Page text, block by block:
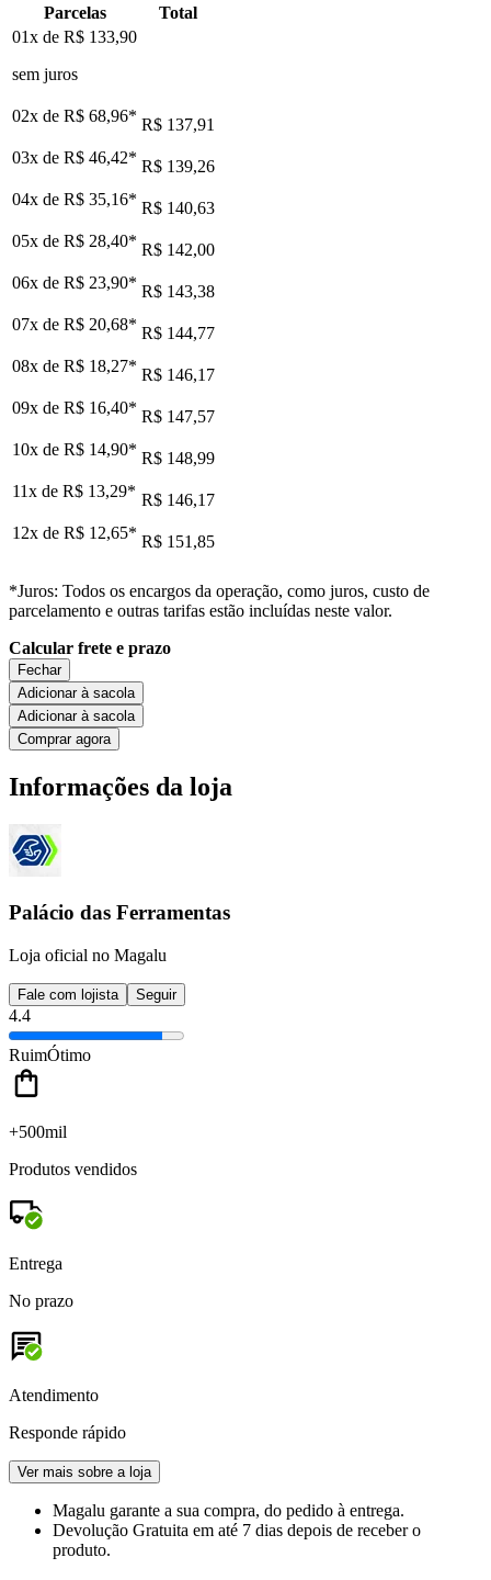
Parcelas
Total
01x de R$ 133,90
sem juros
02x de R$ 68,96* R$ 137,91
03x de R$ 46,42* R$ 139,26
04x de R$ 35,16* R$ 140,63
05x de R$ 28,40* R$ 142,00
06x de R$ 23,90* R$ 143,38
07x de R$ 20,68* R$ 144,77
08x de R$ 18,27* R$ 146,17
09x de R$ 16,40* R$ 147,57
10x de R$ 14,90* R$ 148,99
11x de R$ 13,29* R$ 146,17
12x de R$ 12,65* R$ 151,85
*Juros: Todos os encargos da operação, como juros, custo de
parcelamento e outras tarifas estão incluídas neste valor.
Calcular frete e prazo
Fechar
Adicionar à sacola
Adicionar à sacola
Comprar agora
Informações da loja
Palácio das Ferramentas
Loja oficial no Magalu
Fale com lojista Seguir
4.4
RuimÓtimo
+500mil
Produtos vendidos
Entrega
No prazo
Atendimento
Responde rápido
Ver mais sobre a loja
Magalu garante a sua compra, do pedido à entrega.
Devolução Gratuita em até 7 dias depois de receber o
produto.